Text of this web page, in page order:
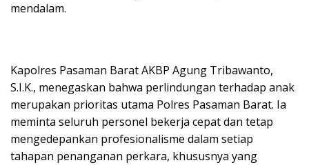
mendalam.
Kapolres Pasaman Barat AKBP Agung Tribawanto,
S.I.K., menegaskan bahwa perlindungan terhadap anak
merupakan prioritas utama Polres Pasaman Barat. Ia
meminta seluruh personel bekerja cepat dan tetap
mengedepankan profesionalisme dalam setiap
tahapan penanganan perkara, khususnya yang